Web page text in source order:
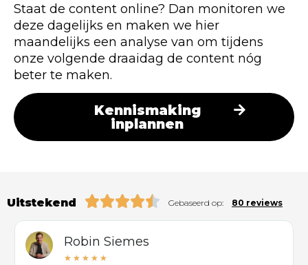
Staat de content online? Dan monitoren we
deze dagelijks en maken we hier
maandelijks een analyse van om tijdens
onze volgende draaidag de content nóg
beter te maken.
Kennismaking
inplannen
Uitstekend Gebaseerd op: 80 reviews
Robin Siemes
★ ★ ★ ★ ★